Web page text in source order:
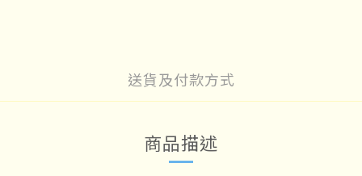
送貨及付款方式
商品描述